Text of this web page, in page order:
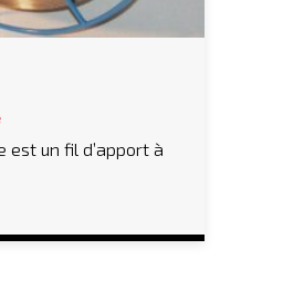
est un fil d’apport à